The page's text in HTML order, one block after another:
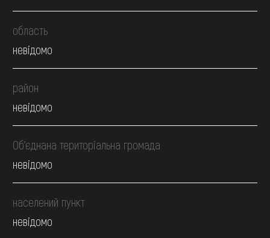
область
невідомо
район
невідомо
Об’єднана територіальна громада
невідомо
населений пункт
невідомо